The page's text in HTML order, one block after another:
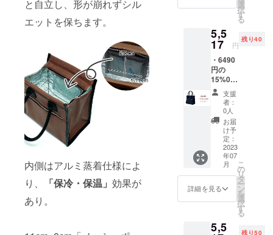
と自立し、形が崩れずシル
エットを保ちます。
内側はアルミ蒸着仕様によ
り、
「保冷・保温」 効果が
あり。
す。
風合い
が異な
色合い
が変わ
りま
す。
※2023
年7月中
旬よ
り、お
申込み
順に発
送のス
タート
してお
りま
品予定
が遅れ
る場合
がござ
いま
す。 ※
モニ
ター上
の色合
いと実
際の革
色が異
なる場
合がご
ざいま
す。 ※
革はそ
風合い
6490）
(税込)】
トート
型
(4040)×
1点(グ
レー/60
21) ※仕
様、デ
ザイン
等、変
更にな
る場合
がござ
いま
す。 ※
想定以
上の受
注を頂
が遅れ
選
択
す
る
5,5
17 円
残り40
・6490
円の
15%0F
F →
5517円
（税
込）で
ご提供
【商品
単品
5300 ＋
送料600
=
5900（
6490）
(税込)】
トート
支援
者：
0人
お届
け予
定：
2023
年07
月
詳細を見る
こ
の
リ
タ
ー
ン
を
選
択
す
る
5,5 残り50